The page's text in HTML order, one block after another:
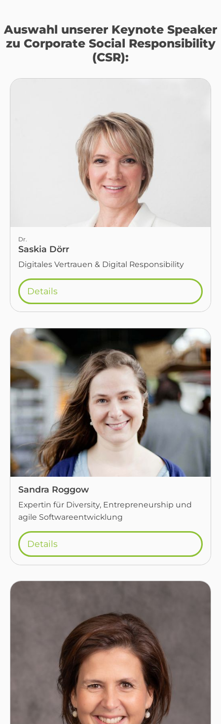
Auswahl unserer Keynote Speaker
zu Corporate Social Responsibility
(CSR):
Dr.
Saskia Dörr
Digitales Vertrauen & Digital Responsibility
Details
Sandra Roggow
Expertin für Diversity, Entrepreneurship und
agile Softwareentwicklung
Details